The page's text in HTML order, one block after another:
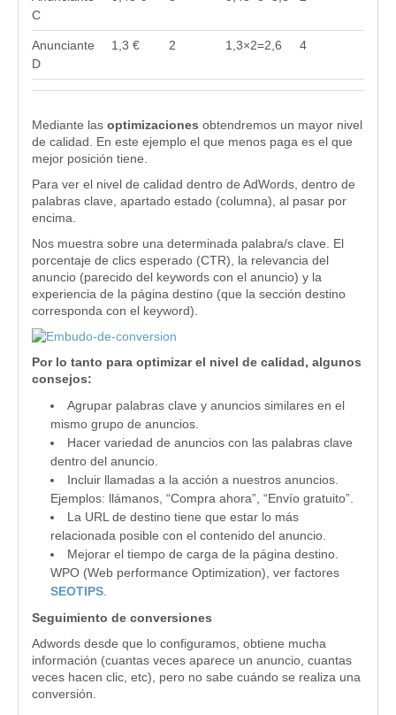
C
Anunciante
D
1,3 € 2 1,3×2=2,6 4
Mediante las optimizaciones obtendremos un mayor nivel
de calidad. En este ejemplo el que menos paga es el que
mejor posición tiene.
Para ver el nivel de calidad dentro de AdWords, dentro de
palabras clave, apartado estado (columna), al pasar por
encima.
Nos muestra sobre una determinada palabra/s clave. El
porcentaje de clics esperado (CTR), la relevancia del
anuncio (parecido del keywords con el anuncio) y la
experiencia de la página destino (que la sección destino
corresponda con el keyword).
Por lo tanto para optimizar el nivel de calidad, algunos
consejos:
Agrupar palabras clave y anuncios similares en el
mismo grupo de anuncios.
Hacer variedad de anuncios con las palabras clave
dentro del anuncio.
Incluir llamadas a la acción a nuestros anuncios.
Ejemplos: llámanos, “Compra ahora”, “Envío gratuito”.
La URL de destino tiene que estar lo más
relacionada posible con el contenido del anuncio.
Mejorar el tiempo de carga de la página destino.
WPO (Web performance Optimization), ver factores
SEOTIPS
Seguimiento de conversiones
Adwords desde que lo configuramos, obtiene mucha
información (cuantas veces aparece un anuncio, cuantas
veces hacen clic, etc), pero no sabe cuándo se realiza una
conversión.